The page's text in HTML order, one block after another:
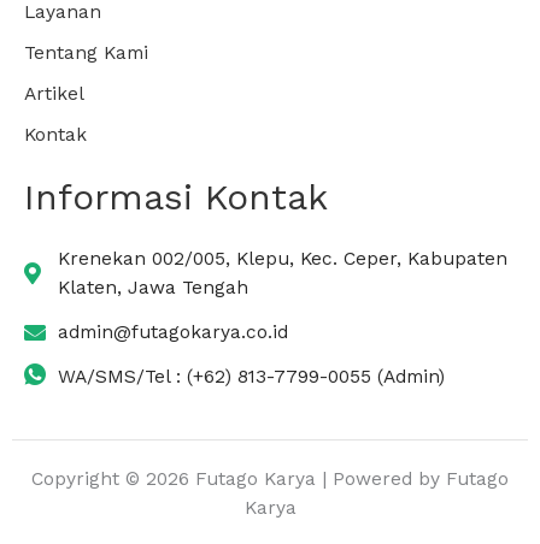
Layanan
Tentang Kami
Artikel
Kontak
Informasi Kontak
Krenekan 002/005, Klepu, Kec. Ceper, Kabupaten
Klaten, Jawa Tengah
admin@futagokarya.co.id
WA/SMS/Tel : (+62) 813-7799-0055 (Admin)
Copyright © 2026 Futago Karya | Powered by Futago
Karya